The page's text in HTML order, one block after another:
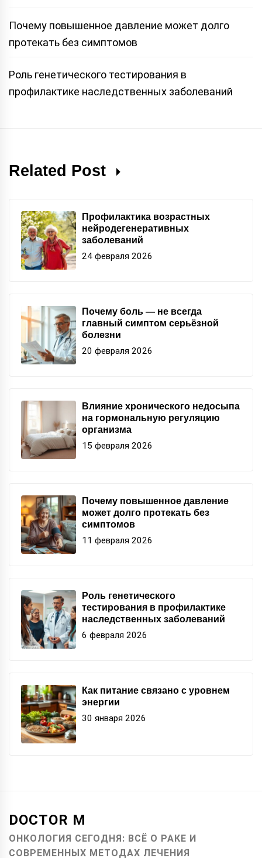
Почему повышенное давление может долго
протекать без симптомов
Роль генетического тестирования в
профилактике наследственных заболеваний
Related Post
Профилактика возрастных
нейродегенеративных
заболеваний
24 февраля 2026
Почему боль — не всегда
главный симптом серьёзной
болезни
20 февраля 2026
Влияние хронического недосыпа
на гормональную регуляцию
организма
15 февраля 2026
Почему повышенное давление
может долго протекать без
симптомов
11 февраля 2026
Роль генетического
тестирования в профилактике
наследственных заболеваний
6 февраля 2026
Как питание связано с уровнем
энергии
30 января 2026
DOCTOR M
ОНКОЛОГИЯ СЕГОДНЯ: ВСЁ О РАКЕ И
СОВРЕМЕННЫХ МЕТОДАХ ЛЕЧЕНИЯ